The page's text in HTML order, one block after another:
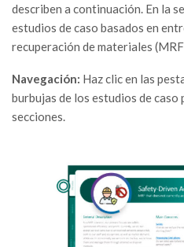
describen a continuación. En la
estudios de caso basados en
recuperación de materiales
Navegación: Haz clic en las
burbujas de los estudios de
secciones.